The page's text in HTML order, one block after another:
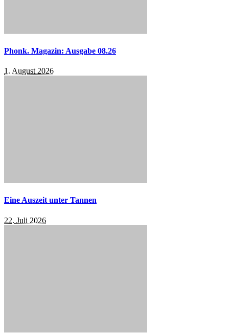
Phonk. Magazin: Ausgabe 08.26
1. August 2026
Eine Auszeit unter Tannen
22. Juli 2026